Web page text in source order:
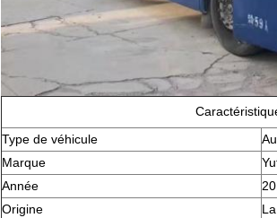
Type de véhicule
Marque
Année
Origine